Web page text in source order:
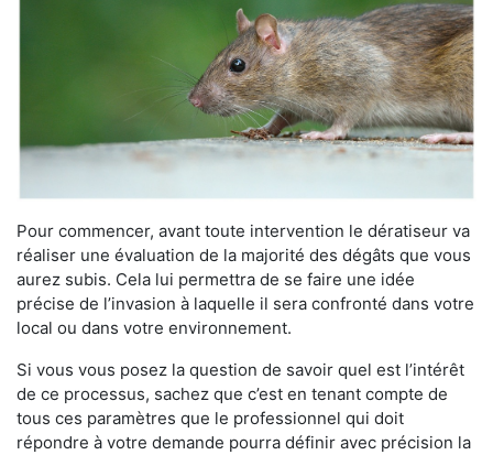
Pour commencer, avant toute intervention le dératiseur va
réaliser une évaluation de la majorité des dégâts que vous
aurez subis. Cela lui permettra de se faire une idée
précise de l’invasion à laquelle il sera confronté dans votre
local ou dans votre environnement.
Si vous vous posez la question de savoir quel est l’intérêt
de ce processus, sachez que c’est en tenant compte de
tous ces paramètres que le professionnel qui doit
répondre à votre demande pourra définir avec précision la